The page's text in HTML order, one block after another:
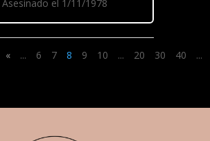
Asesinado el 1/11/1978
« ... 6 7 8 9 10 ... 20 30 40 ...